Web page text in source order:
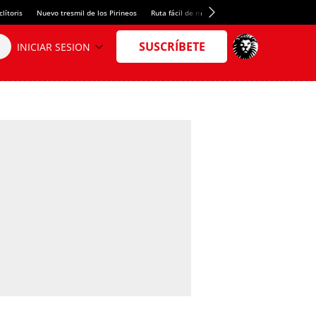
Nuevo tresmil de los Pirineos Ruta fácil de montaña